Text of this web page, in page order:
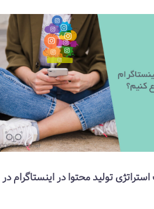
تولید محتوا در اینستاگرام در